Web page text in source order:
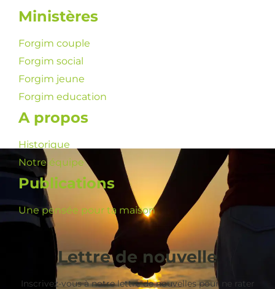
Ministères
Forgim couple
Forgim social
Forgim jeune
Forgim education
A propos
Historique
Notre équipe
Publications
Une pensée pour ta maison
Lettre de nouvelle
Inscrivez-vous à notre lettre de nouvelles pour ne rater